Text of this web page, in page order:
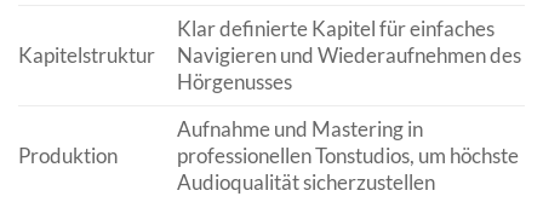
Kapitelstruktur
Klar definierte Kapitel für einfaches
Navigieren und Wiederaufnehmen des
Hörgenusses
Produktion
Aufnahme und Mastering in
professionellen Tonstudios, um höchste
Audioqualität sicherzustellen